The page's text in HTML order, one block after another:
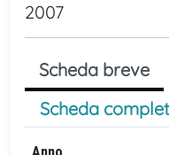
2007
Scheda breve
Scheda